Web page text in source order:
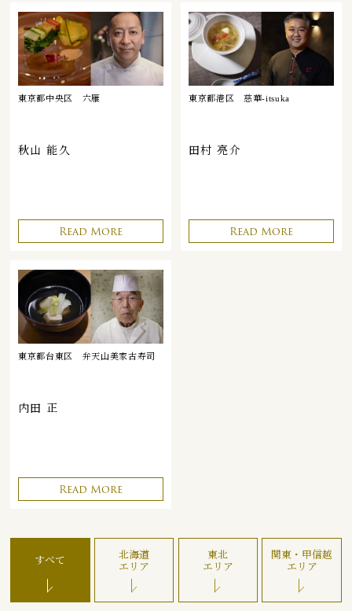
東京都中央区 六雁
秋山 能久
Read More
東京都港区 慈華-itsuka
田村 亮介
Read More
東京都台東区 弁天山美家古寿司
内田 正
Read More
すべて
北海道
エリア
東北
エリア
関東・甲信越
エリア